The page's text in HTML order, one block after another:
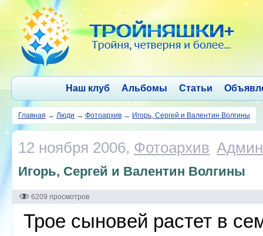
Наш клуб Альбомы Статьи
Главная → Люди → Фотоархив → Игорь, Сергей и Валентин Волгины
12 ноября 2006, Фотоархив
Игорь, Сергей и Валентин Волгины
6209 просмотров
Трое сыновей растет в